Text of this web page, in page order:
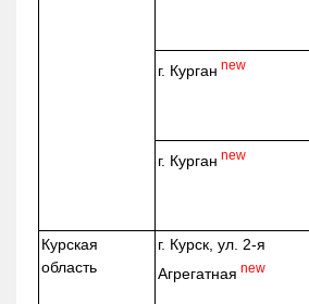
г. Курган new
г. Курган new
Курская
область
г. Курск, ул. 2-я
Агрегатная new